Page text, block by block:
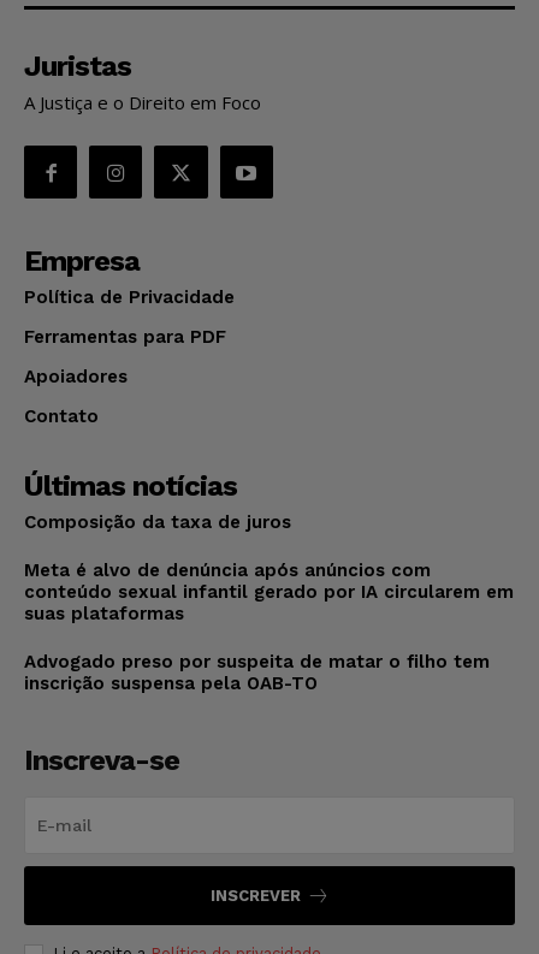
Juristas
A Justiça e o Direito em Foco
Empresa
Política de Privacidade
Ferramentas para PDF
Apoiadores
Contato
Últimas notícias
Composição da taxa de juros
Meta é alvo de denúncia após anúncios com
conteúdo sexual infantil gerado por IA circularem em
suas plataformas
Advogado preso por suspeita de matar o filho tem
inscrição suspensa pela OAB-TO
Inscreva-se
INSCREVER